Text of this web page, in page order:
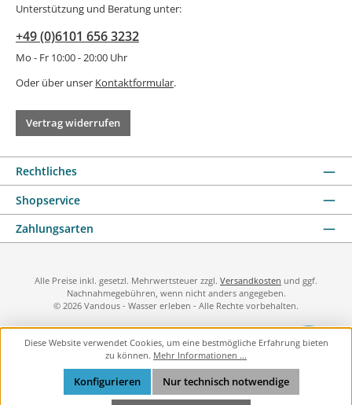
Unterstützung und Beratung unter:
+49 (0)6101 656 3232
Mo - Fr 10:00 - 20:00 Uhr
Oder über unser Kontaktformular.
Vertrag widerrufen
Rechtliches
Shopservice
Zahlungsarten
Alle Preise inkl. gesetzl. Mehrwertsteuer zzgl. Versandkosten und ggf.
Nachnahmegebühren, wenn nicht anders angegeben.
© 2026 Vandous - Wasser erleben - Alle Rechte vorbehalten.
Diese Website verwendet Cookies, um eine bestmögliche Erfahrung bieten
zu können. Mehr Informationen ...
Nur technisch notwendige
Konfigurieren